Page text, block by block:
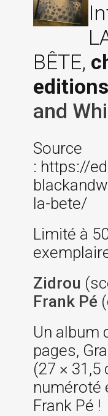
BÊTE,
editions
and
Source
: https://
la-bete/
Limité à
Zidrou
Frank Pé
Un album
pages,
(27 × 31,5
numéroté
Frank Pé !